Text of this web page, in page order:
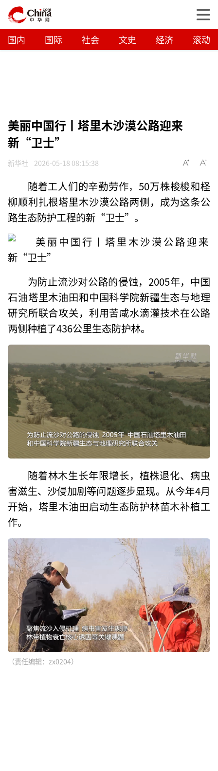
国内 国际 社会 文史 经济 滚动
美丽中国行丨塔里木沙漠公路迎来
新“卫士”
新华社 2026-05-18 08:15:38
随着工人们的辛勤劳作，50万株梭梭和柽
柳顺利扎根塔里木沙漠公路两侧，成为这条公
路生态防护工程的新“卫士”。
为防止流沙对公路的侵蚀，2005年，中国
石油塔里木油田和中国科学院新疆生态与地理
研究所联合攻关，利用苦咸水滴灌技术在公路
两侧种植了436公里生态防护林。
随着林木生长年限增长，植株退化、病虫
害滋生、沙侵加剧等问题逐步显现。从今年4月
开始，塔里木油田启动生态防护林苗木补植工
作。
（责任编辑：zx0204）